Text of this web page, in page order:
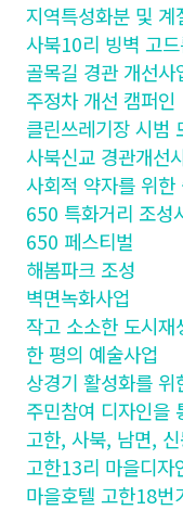
지역특성화분 및 계
사북10리 빙벽 고
골목길 경관 개선사
주정차 개선 캠퍼인
클린쓰레기장 시범
사북신교 경관개선
사회적 약자를 위한
650 특화거리 조성
650 페스티벌
해봄파크 조성
벽면녹화사업
작고 소소한 도시재
한 평의 예술사업
상경기 활성화를
주민참여 디자인을
고한, 사북, 남면,
고한13리 마을디자
마을호텔 고한18번